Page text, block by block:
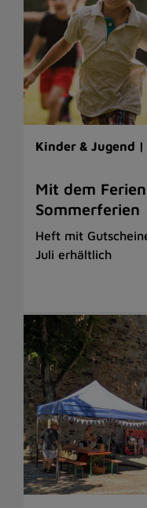
Kinder & Jugend |
Mit dem
Sommerferien
Heft mit
Juli erhältlich